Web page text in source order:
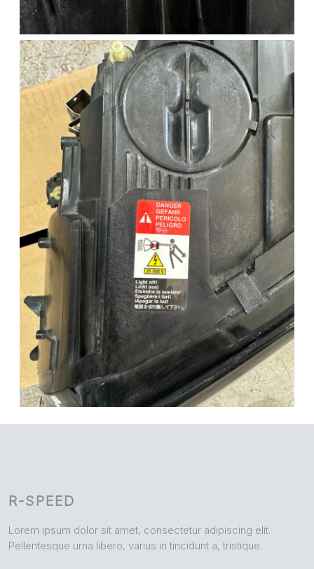
R-SPEED
Lorem ipsum dolor sit amet, consectetur adipiscing elit.
Pellentesque urna libero, varius in tincidunt a, tristique.